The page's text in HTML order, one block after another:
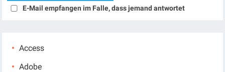
E-Mail empfangen im Falle, dass jemand antwortet
Access
Adobe